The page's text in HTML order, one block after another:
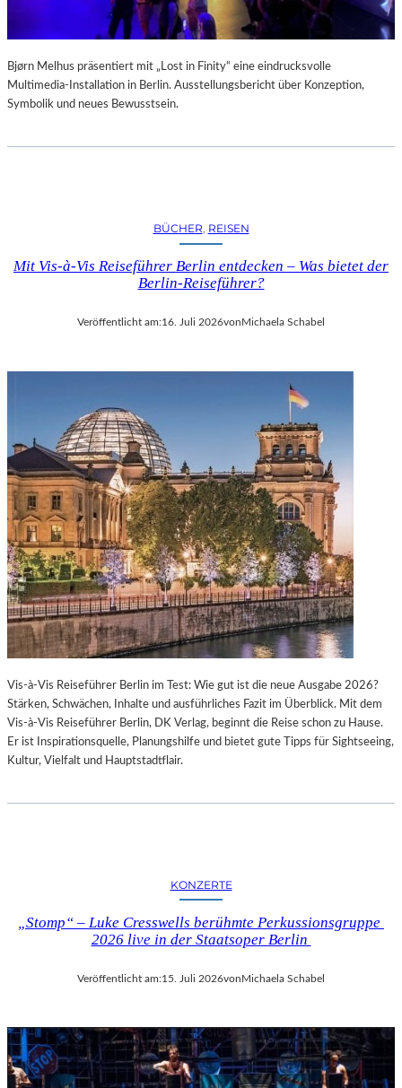
Bjørn Melhus präsentiert mit „Lost in Finity“ eine eindrucksvolle
Multimedia-Installation in Berlin. Ausstellungsbericht über Konzeption,
Symbolik und neues Bewusstsein.
BÜCHER, REISEN
Mit Vis-à-Vis Reiseführer Berlin entdecken – Was bietet der
Berlin-Reiseführer?
Veröffentlicht am:16. Juli 2026von Michaela Schabel
Vis-à-Vis Reiseführer Berlin im Test: Wie gut ist die neue Ausgabe 2026?
Stärken, Schwächen, Inhalte und ausführliches Fazit im Überblick. Mit dem
Vis-à-Vis Reiseführer Berlin, DK Verlag, beginnt die Reise schon zu Hause.
Er ist Inspirationsquelle, Planungshilfe und bietet gute Tipps für Sightseeing,
Kultur, Vielfalt und Hauptstadtflair.
KONZERTE
„Stomp“ – Luke Cresswells berühmte Perkussionsgruppe
2026 live in der Staatsoper Berlin
Veröffentlicht am:15. Juli 2026vonMichaela Schabel